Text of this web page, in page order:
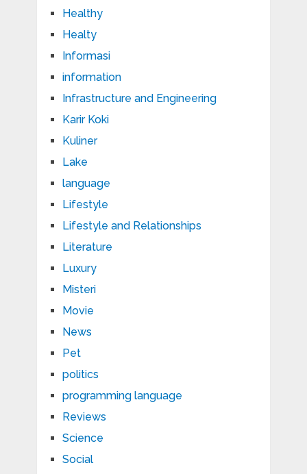
Healthy
Healty
Informasi
information
Infrastructure and Engineering
Karir Koki
Kuliner
Lake
language
Lifestyle
Lifestyle and Relationships
Literature
Luxury
Misteri
Movie
News
Pet
politics
programming language
Reviews
Science
Social